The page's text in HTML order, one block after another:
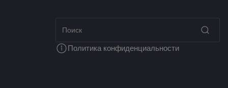
Политика конфиденциальности